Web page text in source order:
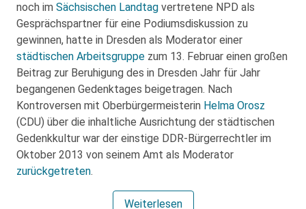
noch im Sächsischen Landtag vertretene NPD als
Gesprächspartner für eine Podiumsdiskussion zu
gewinnen, hatte in Dresden als Moderator einer
städtischen Arbeitsgruppe zum 13. Februar einen großen
Beitrag zur Beruhigung des in Dresden Jahr für Jahr
begangenen Gedenktages beigetragen. Nach
Kontroversen mit Oberbürgermeisterin Helma Orosz
(CDU) über die inhaltliche Ausrichtung der städtischen
Gedenkkultur war der einstige DDR-Bürgerrechtler im
Oktober 2013 von seinem Amt als Moderator
zurückgetreten.
Weiterlesen